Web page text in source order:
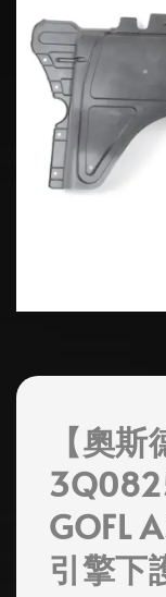
【奧斯
GOFL
引擎下